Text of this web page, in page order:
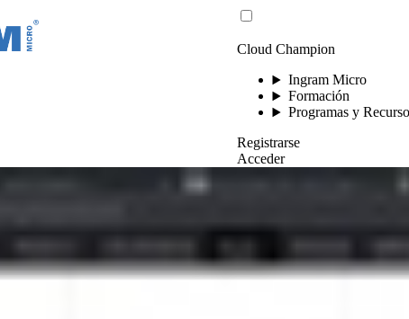
Cloud Champion
Ingram Micro
Formación
Programas y
Registrarse
Acceder